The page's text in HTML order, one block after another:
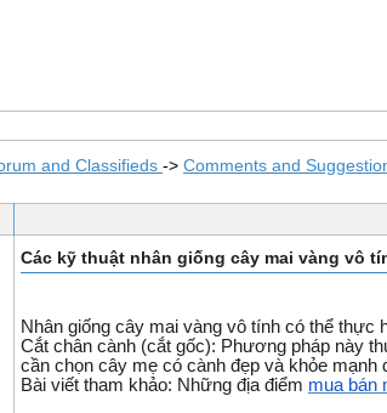
and Classifieds -> Comments and
Các kỹ thuật nhân giống cây mai vàng vô
Nhân giống cây mai vàng vô tính có thể thực
Cắt chân cành (cắt gốc): Phương pháp này
cần chọn cây mẹ có cành đẹp và khỏe
Bài viết tham khảo: Những địa điểm mua bán